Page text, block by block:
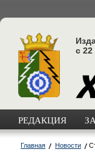
с
РЕДАКЦИЯ
Главная Новости